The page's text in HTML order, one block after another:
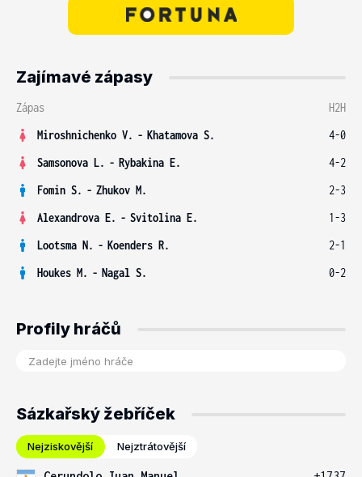
Zajímavé zápasy
Zápas
H2H
Miroshnichenko V. - Khatamova S.
4-0
Samsonova L. - Rybakina E.
4-2
Fomin S. - Zhukov M.
2-3
Alexandrova E. - Svitolina E.
1-3
Lootsma N. - Koenders R.
2-1
Houkes M. - Nagal S. 0-2
Profily hráčů
Sázkařský žebříček
Nejziskovější Nejztrátovější